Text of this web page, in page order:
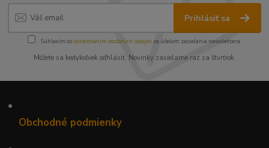
Prihlásiť sa
Súhlasím sospracovaním osobných údajov za účelom zasielania newslettera.
Môžete sa kedykoľvek odhlásiť. Novinky zasielame raz za štvrťrok.
•
Obchodné podmienky